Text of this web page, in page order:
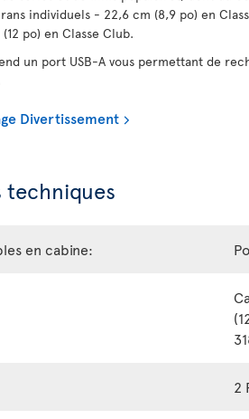
individuels - 22,6 cm (8,9 po) en
po) en Classe Club.
un port USB-A vous permettant de
Divertissement
techniques
en cabine:
2